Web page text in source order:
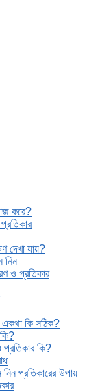
করে?
দেখা যায়?
নিন
ও প্রতিকার
একথা কি সঠিক?
প্রতিকার কি?
প্রতিকারের উপায়